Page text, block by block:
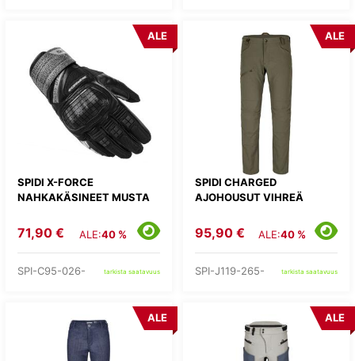
SPIDI X-FORCE
NAHKAKÄSINEET MUSTA
ALE
71,90 € ALE:40 %
SPI-C95-026- tarkista saatavuus
SPIDI CHARGED
AJOHOUSUT VIHREÄ
ALE
95,90 € ALE:40 %
SPI-J119-265- tarkista saatavuus
ALE ALE